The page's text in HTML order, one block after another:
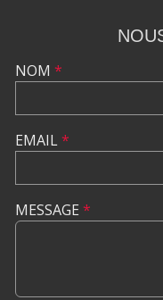
NOM *
EMAIL*
MESSAGE *